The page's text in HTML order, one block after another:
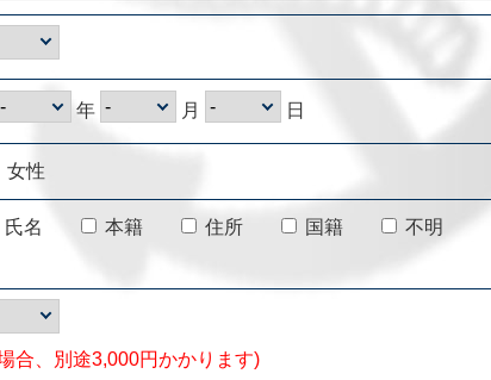
年 月 日
女性
氏名 本籍 住所 国籍
不明
合、別途3,000円かかります)